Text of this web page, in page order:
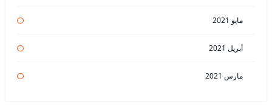
مايو 2021
أبريل 2021
مارس 2021